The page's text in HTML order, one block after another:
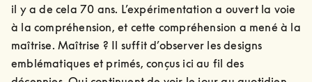
il y a de cela 70 ans. L’expérimentation a ouvert la voie
à la compréhension, et cette compréhension a mené à la
maîtrise. Maîtrise ? Il suffit d’observer les designs
emblématiques et primés, conçus ici au fil des